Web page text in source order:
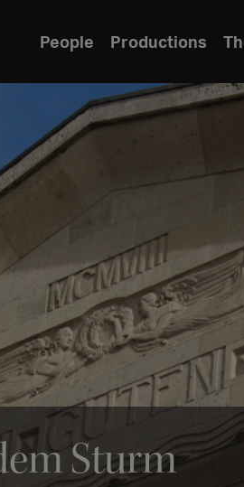
People Productions
Sturm